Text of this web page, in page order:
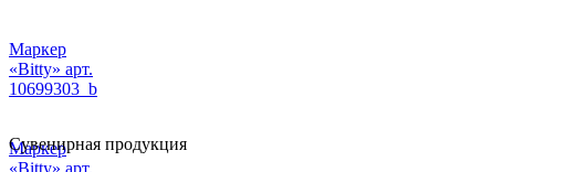
Маркер
«Bitty» арт.
10699303_b
Маркер
«Bitty» арт.
Сувенирная продукция